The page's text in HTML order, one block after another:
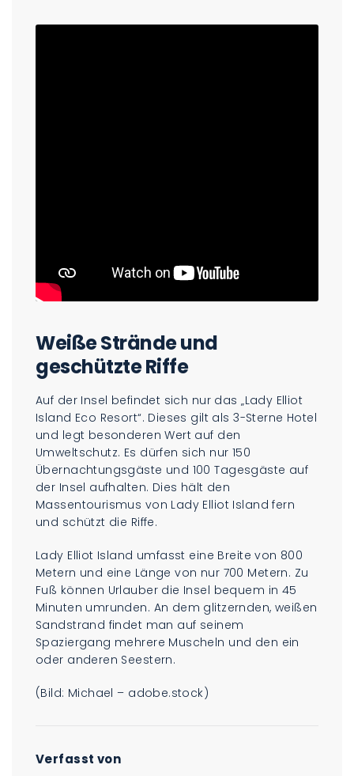
Weiße Strände und
geschützte Riffe
Auf der Insel befindet sich nur das „Lady Elliot
Island Eco Resort“. Dieses gilt als 3-Sterne Hotel
und legt besonderen Wert auf den
Umweltschutz. Es dürfen sich nur 150
Übernachtungsgäste und 100 Tagesgäste auf
der Insel aufhalten. Dies hält den
Massentourismus von Lady Elliot Island fern
und schützt die Riffe.
Lady Elliot Island umfasst eine Breite von 800
Metern und eine Länge von nur 700 Metern. Zu
Fuß können Urlauber die Insel bequem in 45
Minuten umrunden. An dem glitzernden, weißen
Sandstrand findet man auf seinem
Spaziergang mehrere Muscheln und den ein
oder anderen Seestern.
(Bild: Michael – adobe.stock)
Verfasst von